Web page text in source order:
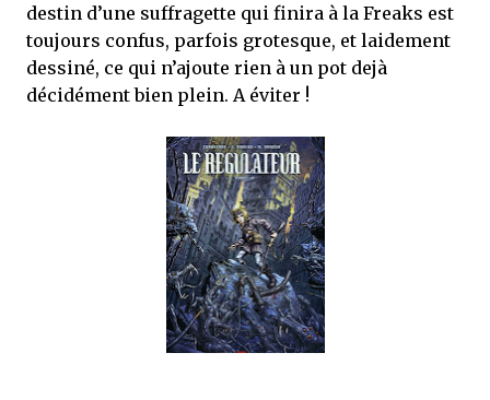
destin d’une suffragette qui finira à la Freaks est
toujours confus, parfois grotesque, et laidement
dessiné, ce qui n’ajoute rien à un pot dejà
décidément bien plein. A éviter !